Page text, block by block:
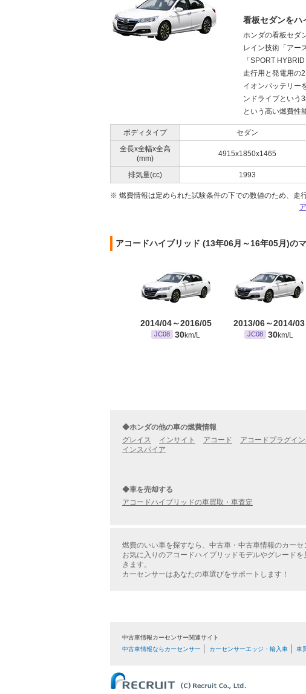
看板セダンをハ
ホンダの看板セダ
レイン技術「アー
「SPORT
走行用と発電用の
イオンバッテリー
ンドライブという
という高い燃費性
ボディタイプ セダン
全長x全幅x全高
(mm)
4915x1850x1465
排気量(cc) 1993
※ 燃費情報は定められた試験条件の下での数値のため、走
アコードハイブリッド (13年06月～16年05月)の
2014/04～2016/05
JC08 30km/L
2013/06～2014/03
JC08 30km/L
◆ホンダの他の車の燃費情報
グレイス
インサイト アコード アコードプラグイ
インスパイア
◆車を売却する
アコードハイブリッドの車買取・車査定
燃費のいい車を探すなら、中古車・中古車情報のカー
お気に入りのアコードハイブリッドモデルやグレード
きます。
カーセンサーはあなたの車選びをサポートします！
中古車情報カーセンサー関連サイト
中古車情報ならカーセンサー
カーセンサーエッジ・輸入車 車